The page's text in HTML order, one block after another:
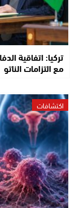
تركيا: اتفاقية
مع التزامات الناتو
اكتشافات